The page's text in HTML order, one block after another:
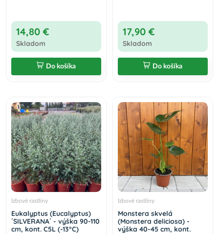
14,80 €
Skladom
Do košíka
17,90 €
Skladom
Do košíka
Izbové rastliny
Eukalyptus (Eucalyptus)
´SILVERANA´ - výška 90-110
cm, kont. C5L (-13°C)
Izbové rastliny
Monstera skvelá
(Monstera deliciosa) -
výška 40-45 cm, kont.